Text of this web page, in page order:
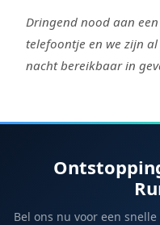
Dringend nood aan
telefoontje en we zijn
nacht bereikbaar in
Bel ons nu voor een